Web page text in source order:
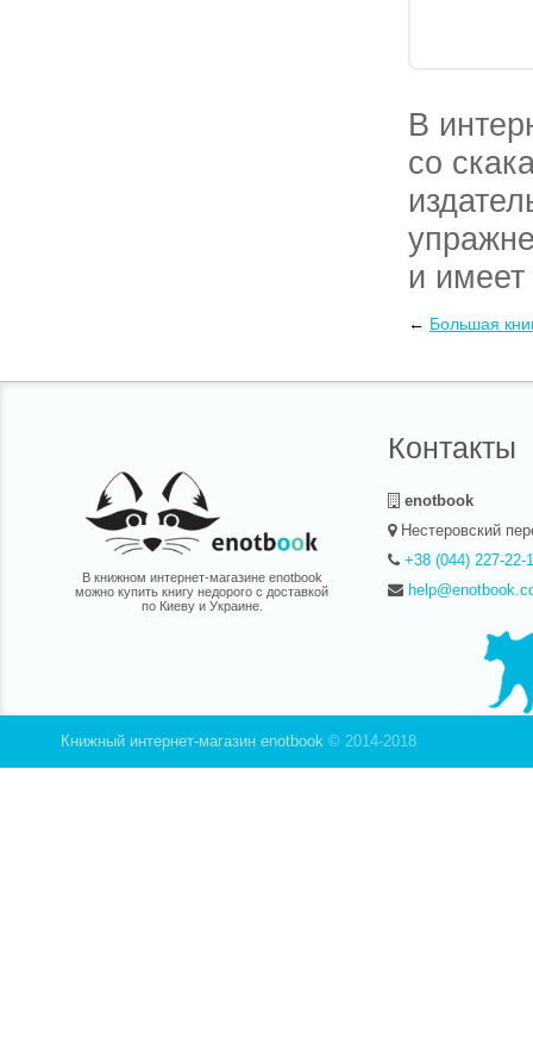
В
со
и имеет
← Большая
В книжном интернет-магазине enotbook
можно купить книгу недорого с доставкой
по Киеву и Украине.
Контакты
enotbook
Нестеровский
+38 (044) 227-22-
Книжный интернет-магазин enotbook © 2014-2018